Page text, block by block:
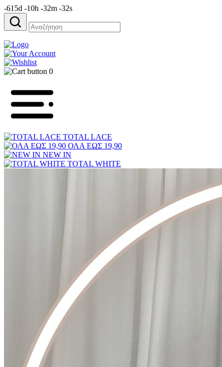
-615d -10h -32m -32s
Αναζήτηση
για:
0
TOTAL LACE
ΟΛΑ ΕΩΣ 19,90
NEW IN
TOTAL WHITE